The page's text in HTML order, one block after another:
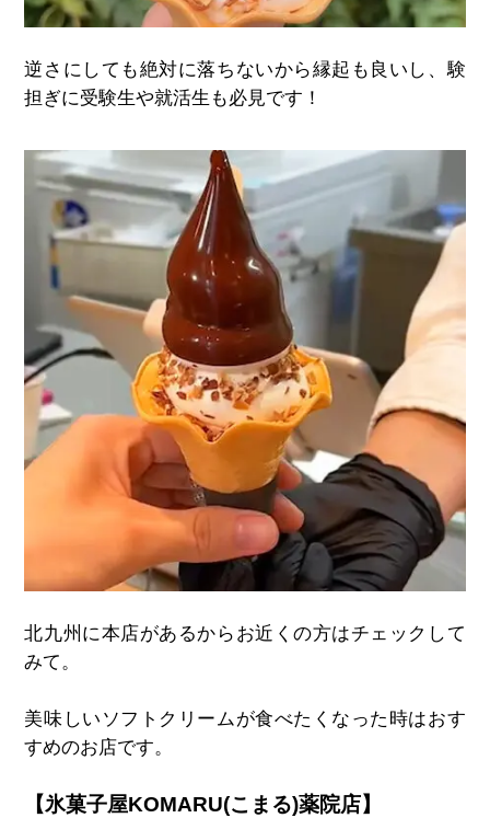
逆さにしても絶対に落ちないから縁起も良いし、験
担ぎに受験生や就活生も必見です！
北九州に本店があるからお近くの方はチェックして
みて。
美味しいソフトクリームが食べたくなった時はおす
すめのお店です。
【氷菓子屋KOMARU(こまる)薬院店】